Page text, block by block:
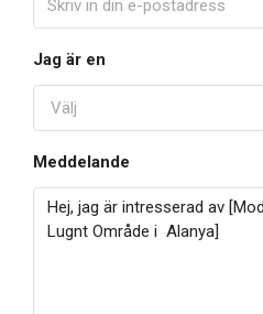
Jag är en
Välj
Meddelande